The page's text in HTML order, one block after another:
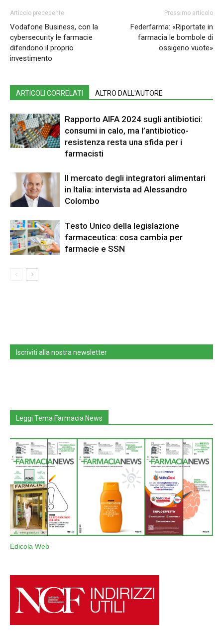
Articolo precedente
Vodafone Business, con la
cybersecurity le farmacie
difendono il proprio
investimento
Prossimo articolo
Federfarma: «Riportate in
farmacia le bombole di
ossigeno vuote»
ARTICOLI CORRELATI ALTRO DALL'AUTORE
Rapporto AIFA 2024 sugli antibiotici:
consumi in calo, ma l’antibiotico-
resistenza resta una sfida per i
farmacisti
Il mercato degli integratori alimentari
in Italia: intervista ad Alessandro
Colombo
Testo Unico della legislazione
farmaceutica: cosa cambia per
farmacie e SSN
Iscriviti alla nostra newsletter
Leggi Tema Farmacia News
Edicola Web